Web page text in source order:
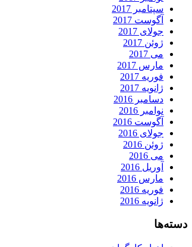
سپتامبر 2017
آگوست 2017
جولای 2017
ژوئن 2017
می 2017
مارس 2017
فوریه 2017
ژانویه 2017
دسامبر 2016
نوامبر 2016
آگوست 2016
جولای 2016
ژوئن 2016
می 2016
آوریل 2016
مارس 2016
فوریه 2016
ژانویه 2016
دسته‌ها